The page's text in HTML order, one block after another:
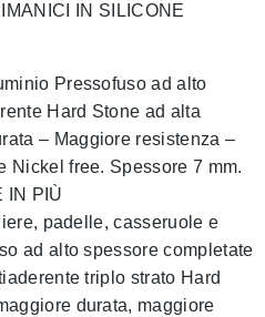
IN SILICONE
Pressofuso ad alto
Hard Stone ad alta
– Maggiore resistenza –
Nickel free. Spessore 7 mm.
IN PIÙ
padelle, casseruole e
ad alto spessore completate
triplo strato Hard
durata, maggiore